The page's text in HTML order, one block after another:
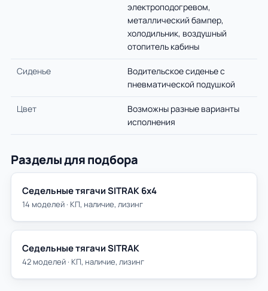
электроподогревом,
металлический бампер,
холодильник, воздушный
отопитель кабины
Сиденье
Водительское сиденье с
пневматической подушкой
Цвет
Возможны разные варианты
исполнения
Разделы для подбора
Седельные тягачи SITRAK 6х4
14 моделей · КП, наличие, лизинг
Седельные тягачи SITRAK
42 моделей · КП, наличие, лизинг